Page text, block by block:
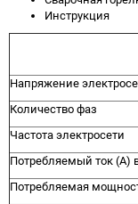
Инструкция
Напряжение
Количество фаз
Частота электросети
Потребляемый ток (А)
Потребляемая